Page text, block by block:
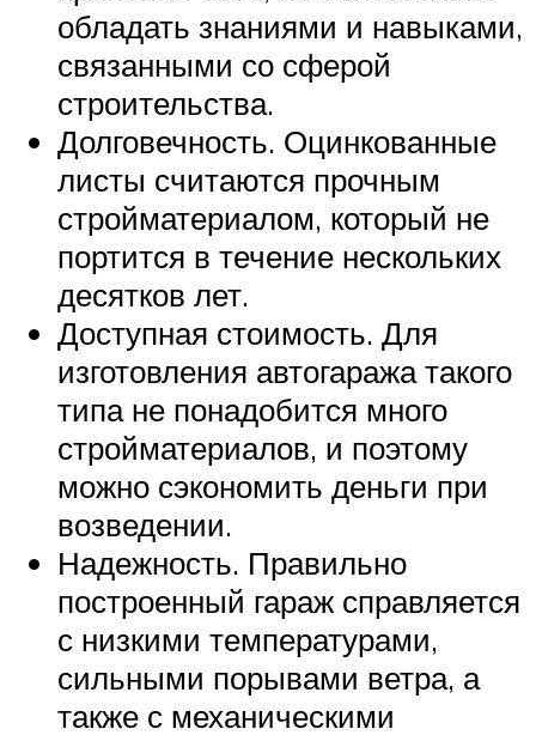
обладать знаниями и навыками,
связанными со сферой
строительства.
Долговечность. Оцинкованные
листы считаются прочным
стройматериалом, который не
портится в течение нескольких
десятков лет.
Доступная стоимость. Для
изготовления автогаража такого
типа не понадобится много
стройматериалов, и поэтому
можно сэкономить деньги при
возведении.
Надежность. Правильно
построенный гараж справляется
с низкими температурами,
сильными порывами ветра, а
также с механическими